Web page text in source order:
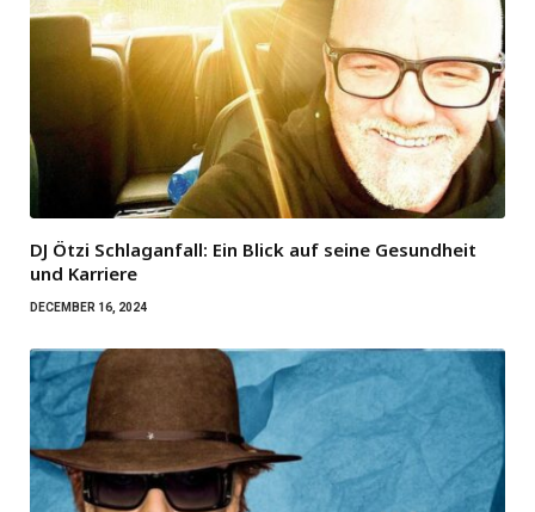
DJ Ötzi Schlaganfall: Ein Blick auf seine Gesundheit
und Karriere
DECEMBER 16, 2024